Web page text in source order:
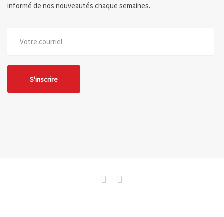
informé de nos nouveautés chaque semaines.